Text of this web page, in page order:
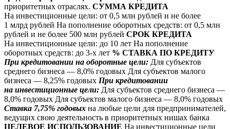
приоритетных отраслях. СУММА КРЕДИТА
На инвестиционные цели: от 0,5 млн рублей и не более
1 млрд рублей На пополнение оборотных средств: от 0,5 млн
рублей и не более 500 млн рублей СРОК КРЕДИТА
На инвестиционные цели: до 10 лет На пополнение
оборотных средств: до 3-х лет % СТАВКА ПО КРЕДИТУ
При кредитовании на оборотные цели: Для субъектов
среднего бизнеса — 8,0% годовых Для субъектов малого
бизнеса — 8,25% годовых При кредитовании
на инвестиционные цели: Для субъектов среднего бизнеса —
8,0% годовых Для субъектов малого бизнеса — 8,0% годовых
Ставка 7,75% годовых на любые цели для предпринимателей,
ведущих свою деятельность в приоритетных нишах банка
ЦЕЛЕВОЕ ИСПОЛЬЗОВАНИЕ На инвестиционные цели